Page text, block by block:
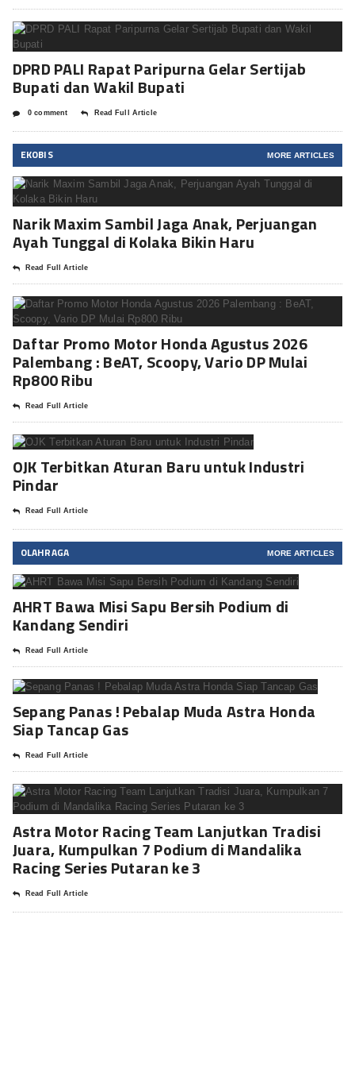
DPRD PALI Rapat Paripurna Gelar Sertijab
Bupati dan Wakil Bupati
0 comment Read Full Article
EKOBIS MORE ARTICLES
Narik Maxim Sambil Jaga Anak, Perjuangan
Ayah Tunggal di Kolaka Bikin Haru
Read Full Article
Daftar Promo Motor Honda Agustus 2026
Palembang : BeAT, Scoopy, Vario DP Mulai
Rp800 Ribu
Read Full Article
OJK Terbitkan Aturan Baru untuk Industri
Pindar
Read Full Article
OLAHRAGA MORE ARTICLES
AHRT Bawa Misi Sapu Bersih Podium di
Kandang Sendiri
Read Full Article
Sepang Panas ! Pebalap Muda Astra Honda
Siap Tancap Gas
Read Full Article
Astra Motor Racing Team Lanjutkan Tradisi
Juara, Kumpulkan 7 Podium di Mandalika
Racing Series Putaran ke 3
Read Full Article